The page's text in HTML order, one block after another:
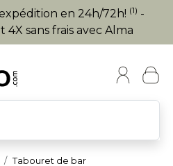
en 24h/72h! (1) -
sans frais avec Alma
Tabouret de bar